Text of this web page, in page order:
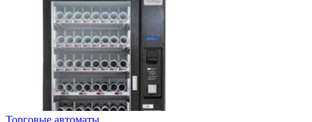
Торговые автоматы